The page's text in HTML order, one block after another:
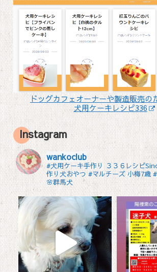
ドッグカフェオーナーや製造販売の
犬用ケーキレシピ336
Instagram
wankoclub
#犬用ケーキ手作り ３３６レシピ
作り犬おやつ#マルチーズ 小梅7歳
🌸群馬犬